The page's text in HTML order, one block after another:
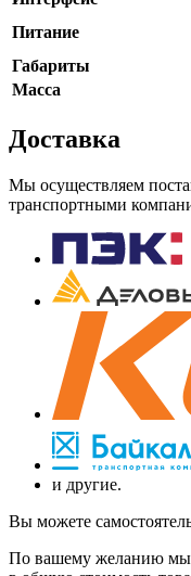
Питание
Габариты
Масса
Доставка
Мы осуществляем
транспортными
и другие.
Вы можете
По вашему желанию мы